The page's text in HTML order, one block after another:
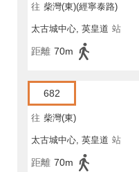
往 柴灣(東)(經寧泰路)
太古城中心, 英皇道 站
距離 70m
682
往 柴灣(東)
太古城中心, 英皇道 站
距離 70m